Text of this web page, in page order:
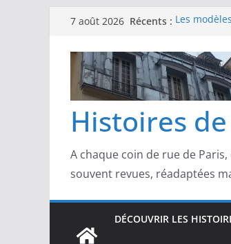
Passer
contenu
7 août 2026 Récents : Les
derrière
Les
Les
complicités
Les
Histoires
A chaque coin de rue de
souvent revues, réadaptées
DÉCOUVRIR LES